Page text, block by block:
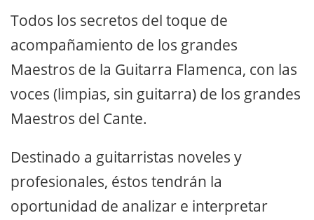
Todos los secretos del toque de
acompañamiento de los grandes
Maestros de la Guitarra Flamenca, con las
voces (limpias, sin guitarra) de los grandes
Maestros del Cante.
Destinado a guitarristas noveles y
profesionales, éstos tendrán la
oportunidad de analizar e interpretar